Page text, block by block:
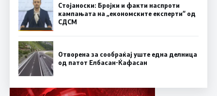
Стојаноски: Бројки и факти наспроти
кампањата на „економските експерти“ од
СДСM
Отворена за сообраќај уште една делница
од патот Елбасан-Ќафасан